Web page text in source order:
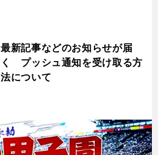
最新記事などのお知らせが届
く プッシュ通知を受け取る方
法について